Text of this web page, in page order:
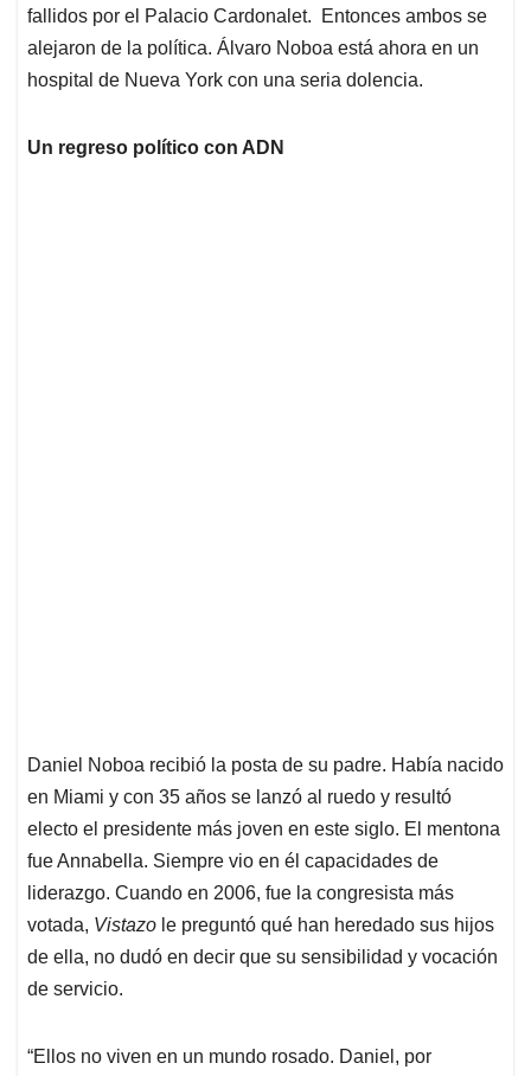
fallidos por el Palacio Cardonalet. Entonces ambos se
alejaron de la política. Álvaro Noboa está ahora en un
hospital de Nueva York con una seria dolencia.
Un regreso político con ADN
Daniel Noboa recibió la posta de su padre. Había nacido
en Miami y con 35 años se lanzó al ruedo y resultó
electo el presidente más joven en este siglo. El mentona
fue Annabella. Siempre vio en él capacidades de
liderazgo. Cuando en 2006, fue la congresista más
votada, Vistazo le preguntó qué han heredado sus hijos
de ella, no dudó en decir que su sensibilidad y vocación
de servicio.
“Ellos no viven en un mundo rosado. Daniel, por